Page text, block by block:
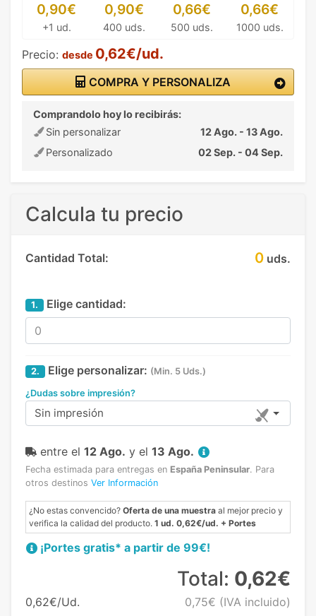
0,90€
+1 ud.
0,90€
400 uds.
0,66€
500 uds.
0,66€
1000 uds.
Precio: desde 0,62€/ud.
COMPRA Y PERSONALIZA
Comprandolo hoy lo recibirás:
Sin personalizar
12 Ago. - 13 Ago.
Personalizado
02 Sep. - 04 Sep.
Calcula tu precio
Cantidad Total: 0 uds.
1. Elige cantidad:
2. Elige personalizar: (Min. 5 Uds.)
¿Dudas sobre impresión?
Sin impresión
entre el 12 Ago. y el 13 Ago.
Fecha estimada para entregas en España Peninsular. Para
otros destinos Ver Información
¿No estas convencido? Oferta de una muestra al mejor precio y
verifica la calidad del producto. 1 ud. 0,62€/ud. + Portes
¡Portes gratis* a partir de 99€!
0,62€/Ud.
Total: 0,62€
0,75€ (IVA incluido)